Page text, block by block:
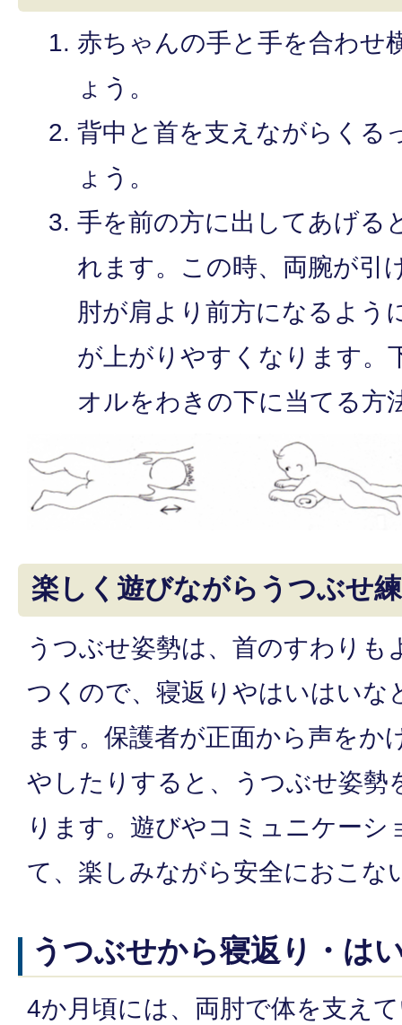
赤ちゃんの手と手を合わせ
ょう。
背中と首を支えながらくる
ょう。
手を前の方に出してあげる
れます。この時、両腕が引
肘が肩より前方になるよう
が上がりやすくなります。
オルをわきの下に当てる方
楽しく遊びながらうつぶせ
うつぶせ姿勢は、首のすわりも
つくので、寝返りやはいはいな
ます。保護者が正面から声をか
やしたりすると、うつぶせ姿勢
ります。遊びやコミュニケーシ
て、楽しみながら安全におこな
うつぶせから寝返り・は
4か月頃には、両肘で体を支え